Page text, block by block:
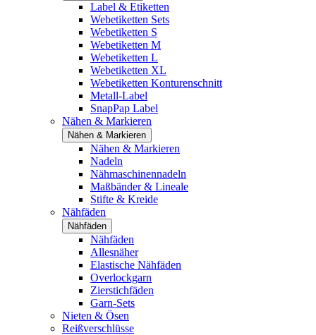
Label & Etiketten
Webetiketten Sets
Webetiketten S
Webetiketten M
Webetiketten L
Webetiketten XL
Webetiketten Konturenschnitt
Metall-Label
SnapPap Label
Nähen & Markieren
Nähen & Markieren
Nähen & Markieren
Nadeln
Nähmaschinennadeln
Maßbänder & Lineale
Stifte & Kreide
Nähfäden
Nähfäden
Nähfäden
Allesnäher
Elastische Nähfäden
Overlockgarn
Zierstichfäden
Garn-Sets
Nieten & Ösen
Reißverschlüsse